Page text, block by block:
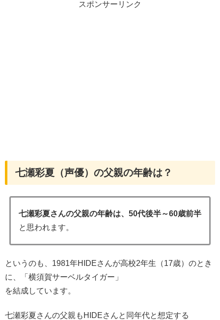
スポンサーリンク
七瀬彩夏（声優）の父親の年齢は？
七瀬彩夏さんの父親の年齢は、50代後半～60歳前半
と思われます。
というのも、1981年HIDEさんが高校2年生（17歳）のとき
に、「横須賀サーベルタイガー」
を結成しています。
七瀬彩夏さんの父親もHIDEさんと同年代と想定する